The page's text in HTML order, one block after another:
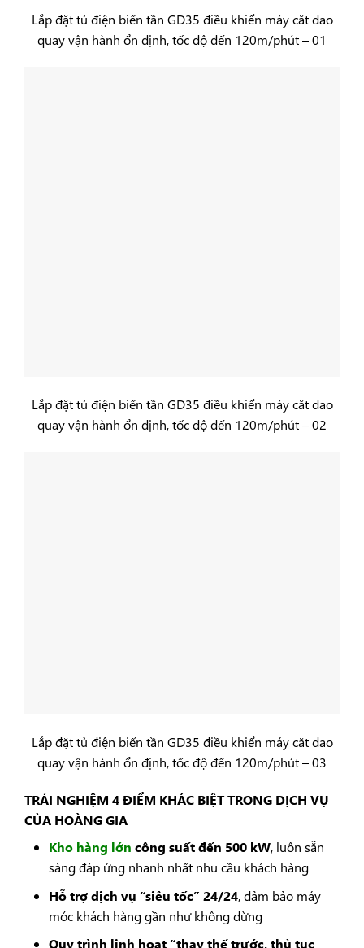
Lắp đặt tủ điện biến tần GD35 điều khiển máy căt dao
quay vận hành ổn định, tốc độ đến 120m/phút – 01
Lắp đặt tủ điện biến tần GD35 điều khiển máy căt dao
quay vận hành ổn định, tốc độ đến 120m/phút – 02
Lắp đặt tủ điện biến tần GD35 điều khiển máy căt dao
quay vận hành ổn định, tốc độ đến 120m/phút – 03
TRẢI NGHIỆM 4 ĐIỂM KHÁC BIỆT TRONG DỊCH VỤ
CỦA HOÀNG GIA
Kho hàng lớn công suất đến 500 kW, luôn sẵn
sàng đáp ứng nhanh nhất nhu cầu khách hàng
Hỗ trợ dịch vụ “siêu tốc” 24/24, đảm bảo máy
móc khách hàng gần như không dừng
Quy trình linh hoạt “thay thế trước, thủ tục